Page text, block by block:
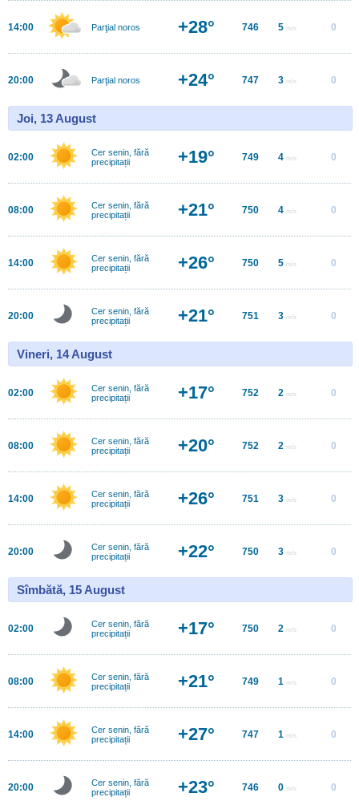
14:00 Parţial noros +28° 746 5 m/s 0
20:00 Parţial noros +24° 747 3 m/s 0
Joi, 13 August
02:00
Cer senin, fără
precipitații
+19° 749 4 m/s 0
08:00
Cer senin, fără
precipitații
+21° 750 4 m/s 0
14:00
Cer senin, fără
precipitații
+26° 750 5 m/s 0
20:00
Cer senin, fără
precipitații
+21° 751 3 m/s 0
Vineri, 14 August
02:00
Cer senin, fără
precipitații
+17° 752 2 m/s 0
08:00
Cer senin, fără
precipitații
+20° 752 2 m/s 0
14:00
Cer senin, fără
precipitații
+26° 751 3 m/s 0
20:00
Cer senin, fără
precipitații
+22° 750 3 m/s 0
Sîmbătă, 15 August
02:00
Cer senin, fără
precipitații
+17° 750 2 m/s 0
08:00
Cer senin, fără
precipitații
+21° 749 1 m/s 0
14:00
Cer senin, fără
precipitații
+27° 747 1 m/s 0
20:00
Cer senin, fără
precipitații
+23° 746 0 m/s 0